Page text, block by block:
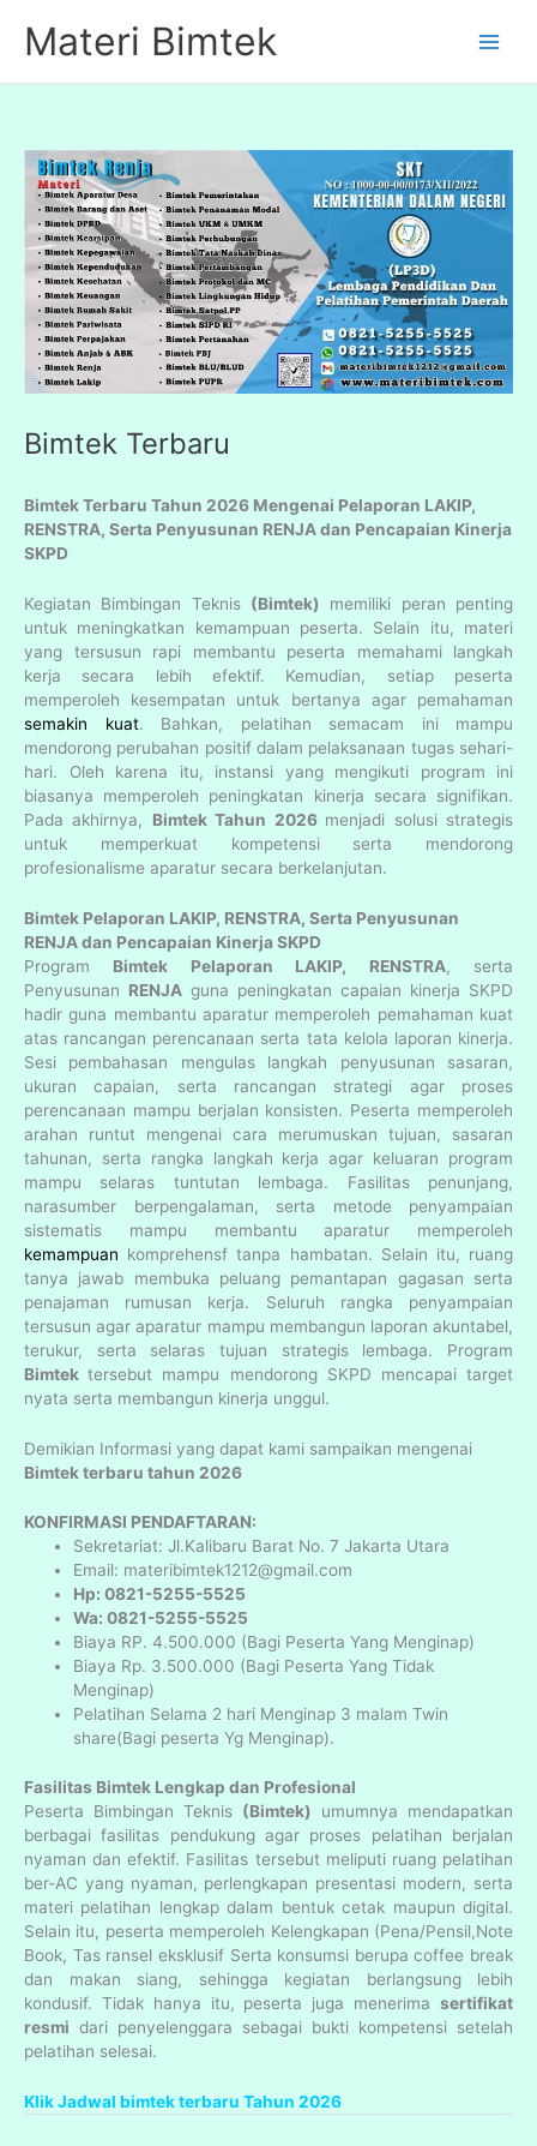
kontenMateri Bimtek
Bimtek Terbaru
Bimtek Terbaru Tahun 2026 Mengenai Pelaporan LAKIP,
RENSTRA, Serta Penyusunan RENJA dan Pencapaian Kinerja
SKPD
Kegiatan Bimbingan Teknis (Bimtek) memiliki peran penting
untuk meningkatkan kemampuan peserta. Selain itu, materi
yang tersusun rapi membantu peserta memahami langkah
kerja secara lebih efektif. Kemudian, setiap peserta
memperoleh kesempatan untuk bertanya agar pemahaman
semakin kuat. Bahkan, pelatihan semacam ini mampu
mendorong perubahan positif dalam pelaksanaan tugas sehari-
hari. Oleh karena itu, instansi yang mengikuti program ini
biasanya memperoleh peningkatan kinerja secara signifikan.
Pada akhirnya, Bimtek Tahun 2026 menjadi solusi strategis
untuk memperkuat kompetensi serta mendorong
profesionalisme aparatur secara berkelanjutan.
Bimtek Pelaporan LAKIP, RENSTRA, Serta Penyusunan
RENJA dan Pencapaian Kinerja SKPD
Program Bimtek Pelaporan LAKIP, RENSTRA, serta
Penyusunan RENJA guna peningkatan capaian kinerja SKPD
hadir guna membantu aparatur memperoleh pemahaman kuat
atas rancangan perencanaan serta tata kelola laporan kinerja.
Sesi pembahasan mengulas langkah penyusunan sasaran,
ukuran capaian, serta rancangan strategi agar proses
perencanaan mampu berjalan konsisten. Peserta memperoleh
arahan runtut mengenai cara merumuskan tujuan, sasaran
tahunan, serta rangka langkah kerja agar keluaran program
mampu selaras tuntutan lembaga. Fasilitas penunjang,
narasumber berpengalaman, serta metode penyampaian
sistematis mampu membantu aparatur memperoleh
kemampuan komprehensf tanpa hambatan. Selain itu, ruang
tanya jawab membuka peluang pemantapan gagasan serta
penajaman rumusan kerja. Seluruh rangka penyampaian
tersusun agar aparatur mampu membangun laporan akuntabel,
terukur, serta selaras tujuan strategis lembaga. Program
Bimtektersebut mampu mendorong SKPD mencapai target
nyata serta membangun kinerja unggul.
Demikian Informasi yang dapat kami sampaikan mengenai
Bimtek terbaru tahun 2026
KONFIRMASI PENDAFTARAN:
Sekretariat: Jl.Kalibaru Barat No. 7 Jakarta Utara
Email: materibimtek1212@gmail.com
Hp: 0821-5255-5525
Wa: 0821-5255-5525
Biaya RP. 4.500.000 (Bagi Peserta Yang Menginap)
Biaya Rp. 3.500.000 (Bagi Peserta Yang Tidak
Menginap)
Pelatihan Selama 2 hari Menginap 3 malam Twin
share(Bagi peserta Yg Menginap).
Fasilitas Bimtek Lengkap dan Profesional
Peserta Bimbingan Teknis (Bimtek) umumnya mendapatkan
berbagai fasilitas pendukung agar proses pelatihan berjalan
nyaman dan efektif. Fasilitas tersebut meliputi ruang pelatihan
ber-AC yang nyaman, perlengkapan presentasi modern, serta
materi pelatihan lengkap dalam bentuk cetak maupun digital.
Selain itu, peserta memperoleh Kelengkapan (Pena/Pensil,Note
Book, Tas ransel eksklusif Serta konsumsi berupa coffee break
dan makan siang, sehingga kegiatan berlangsung lebih
kondusif. Tidak hanya itu, peserta juga menerima sertifikat
resmi dari penyelenggara sebagai bukti kompetensi setelah
pelatihan selesai.
Klik Jadwal bimtek terbaru Tahun 2026